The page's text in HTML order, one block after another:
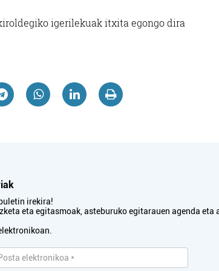
igerilekuak itxita egongo dira
irekira!
eta egitasmoak, asteburuko egitarauen agenda eta
NAIU ESTETIKA